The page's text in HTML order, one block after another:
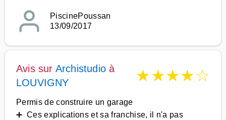
PiscinePoussan
13/09/2017
Avis sur Archistudio à
LOUVIGNY
★★★★☆
Permis de construire un garage
➕ Ces explications et sa franchise, il n'a pas